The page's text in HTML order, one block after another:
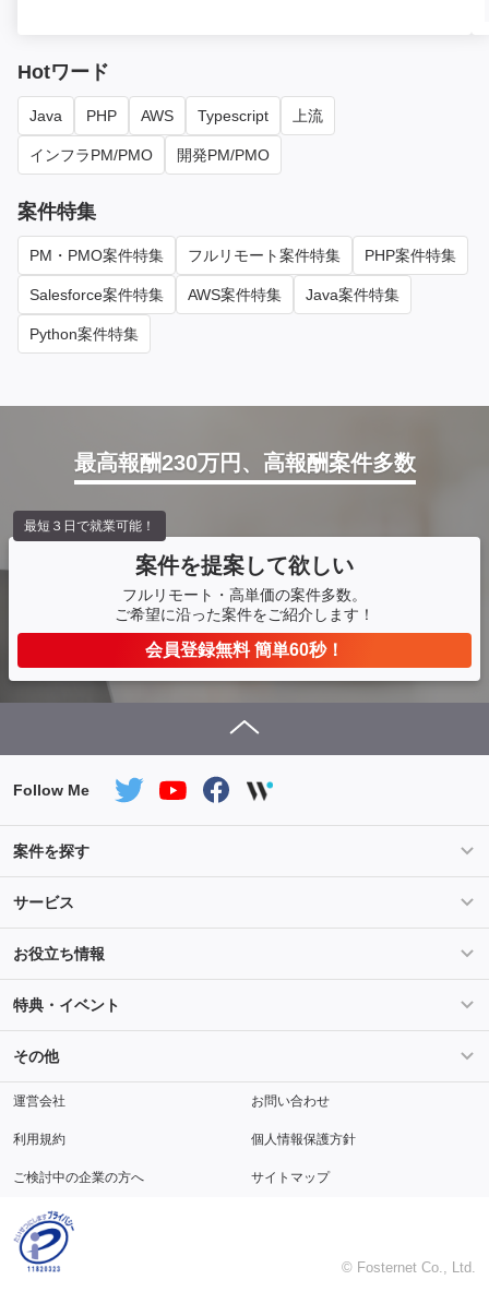
Hotワード
Java PHP AWS Typescript 上流
インフラPM/PMO 開発PM/PMO
案件特集
PM・PMO案件特集 フルリモート案件特集 PHP案件特集
Salesforce案件特集 AWS案件特集 Java案件特集
Python案件特集
最高報酬230万円、高報酬案件多数
案件を提案して欲しい
フルリモート・高単価の案件多数。
ご希望に沿った案件をご紹介します！
会員登録無料 簡単60秒！
最短３日で就業可能！
Follow Me
案件を探す
条件を指定して案件を探す
Salesforce案件特集 AWS案件特集
サービス
サービス紹介
ご登録から参画までの流れ フリーランスの声
お役立ち情報
ライフ
キャリア スキル・テクノロジー
特典・イベント
セミナー
その他
メディアパートナー 採用
運営会社 お問い合わせ
利用規約 個人情報保護方針
ご検討中の企業の方へ サイトマップ
© Fosternet Co., Ltd.